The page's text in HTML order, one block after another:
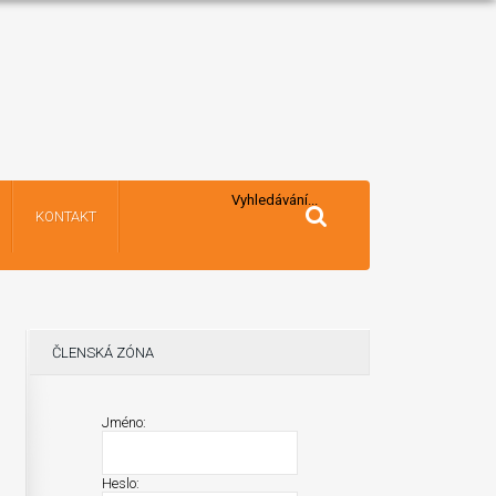
KONTAKT
Vyhledávání...
ČLENSKÁ ZÓNA
Jméno:
Heslo: